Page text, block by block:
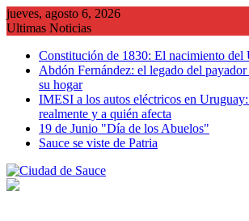
Saltar
al
jueves, agosto 6, 2026
Ultimas Noticias
Constitución de 1830: El nacimiento del
Abdón Fernández: el legado del
su hogar
IMESI a los autos eléctricos en
realmente y a quién afecta
19 de Junio "Día de los Abuelos"
Sauce se viste de Patria